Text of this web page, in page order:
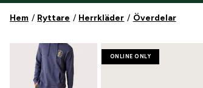
Hem Ryttare Herrkläder Överdelar
ONLINE ONLY